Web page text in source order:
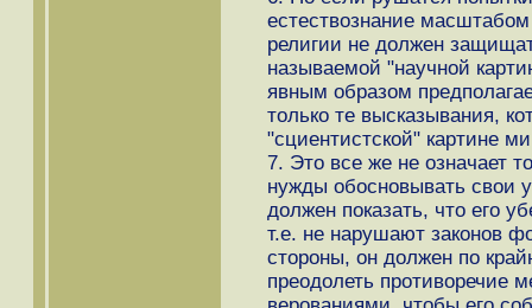
естествознание
религии не должен
называемой "научной
явным образом
только те высказывания,
"сциентистской" картине
7. Это все же не означает
нужды обосновывать свои
должен показать, что его
т.е. не нарушают законов
стороны, он должен по
преодолеть